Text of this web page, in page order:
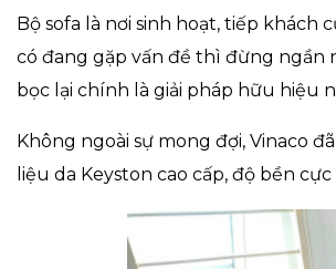
Bộ sofa là nơi sinh hoạt, tiếp khách
có đang gặp vấn đề thì đừng ngần
bọc lại chính là giải pháp hữu hiệu
Không ngoài sự mong đợi, Vinaco
liệu da Keyston cao cấp, độ bền